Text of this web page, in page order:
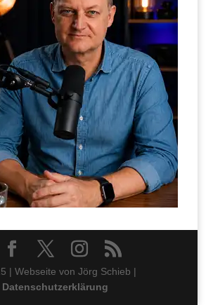
| Webseite von Jörg Schieb |
Datenschutzerklärung